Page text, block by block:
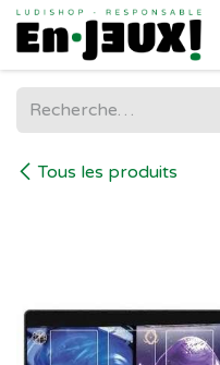
Se rendre au contenu
Tous les produits